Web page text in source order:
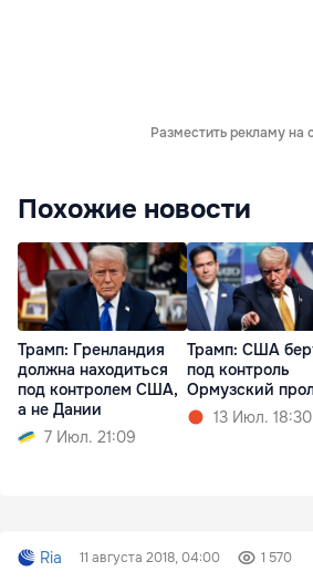
Разместить рекламу на
Похожие новости
Трамп: Гренландия
должна находиться
под контролем США,
а не Дании
7 Июл. 21:09
Трамп: США
под контроль
Ормузский
13 Июл. 18:30
Ria 11 августа 2018, 04:00 1 570